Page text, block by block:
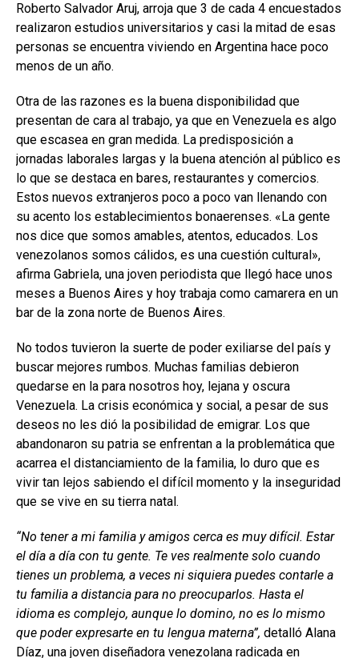
Roberto Salvador Aruj, arroja que 3 de cada 4 encuestados
realizaron estudios universitarios y casi la mitad de esas
personas se encuentra viviendo en Argentina hace poco
menos de un año.
Otra de las razones es la buena disponibilidad que
presentan de cara al trabajo, ya que en Venezuela es algo
que escasea en gran medida. La predisposición a
jornadas laborales largas y la buena atención al público es
lo que se destaca en bares, restaurantes y comercios.
Estos nuevos extranjeros poco a poco van llenando con
su acento los establecimientos bonaerenses. «La gente
nos dice que somos amables, atentos, educados. Los
venezolanos somos cálidos, es una cuestión cultural»,
afirma Gabriela, una joven periodista que llegó hace unos
meses a Buenos Aires y hoy trabaja como camarera en un
bar de la zona norte de Buenos Aires.
No todos tuvieron la suerte de poder exiliarse del país y
buscar mejores rumbos. Muchas familias debieron
quedarse en la para nosotros hoy, lejana y oscura
Venezuela. La crisis económica y social, a pesar de sus
deseos no les dió la posibilidad de emigrar. Los que
abandonaron su patria se enfrentan a la problemática que
acarrea el distanciamiento de la familia, lo duro que es
vivir tan lejos sabiendo el difícil momento y la inseguridad
que se vive en su tierra natal.
“No tener a mi familia y amigos cerca es muy difícil. Estar
el día a día con tu gente. Te ves realmente solo cuando
tienes un problema, a veces ni siquiera puedes contarle a
tu familia a distancia para no preocuparlos. Hasta el
idioma es complejo, aunque lo domino, no es lo mismo
que poder expresarte en tu lengua materna”, detalló Alana
Díaz, una joven diseñadora venezolana radicada en